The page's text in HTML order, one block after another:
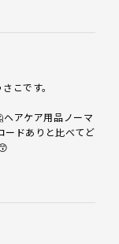
こです。
アケア用品ノーマ
ードありと比べてど